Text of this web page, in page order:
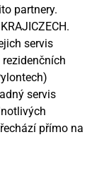
partnery.
servis
rezidenčních
servis
přímo na